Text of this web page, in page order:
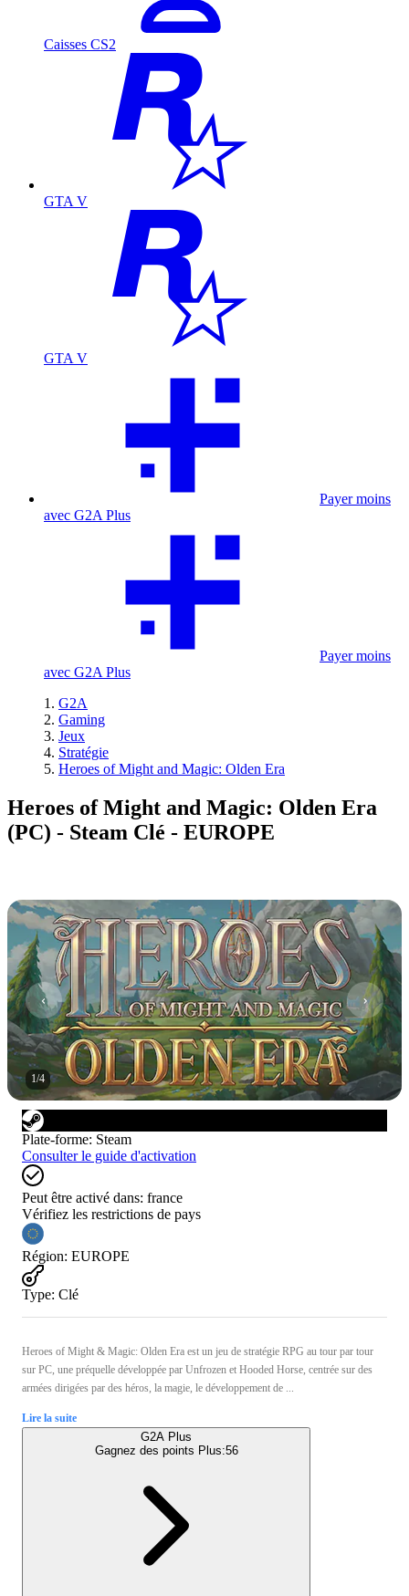
Caisses CS2
GTA V
GTA V
Payer moins
avec G2A Plus
Payer moins
avec G2A Plus
G2A
Gaming
Jeux
Stratégie
Heroes of Might and Magic: Olden Era
Heroes of Might and Magic: Olden Era
(PC) - Steam Clé - EUROPE
1/4
Plate-forme: Steam
Consulter le guide d'activation
Peut être activé dans: france
Vérifiez les restrictions de pays
Région: EUROPE
Type: Clé
Heroes of Might & Magic: Olden Era est un jeu de stratégie RPG au tour par tour
sur PC, une préquelle développée par Unfrozen et Hooded Horse, centrée sur des
armées dirigées par des héros, la magie, le développement de ...
Lire la suite
G2A Plus
Gagnez des points Plus:56